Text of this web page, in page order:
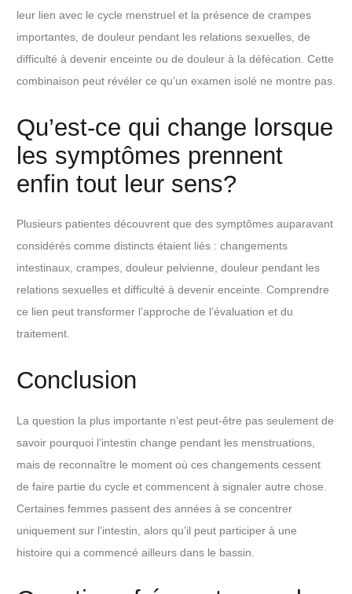
leur lien avec le cycle menstruel et la présence de crampes
importantes, de douleur pendant les relations sexuelles, de
difficulté à devenir enceinte ou de douleur à la défécation. Cette
combinaison peut révéler ce qu’un examen isolé ne montre pas.
Qu’est-ce qui change lorsque
les symptômes prennent
enfin tout leur sens?
Plusieurs patientes découvrent que des symptômes auparavant
considérés comme distincts étaient liés : changements
intestinaux, crampes, douleur pelvienne, douleur pendant les
relations sexuelles et difficulté à devenir enceinte. Comprendre
ce lien peut transformer l’approche de l’évaluation et du
traitement.
Conclusion
La question la plus importante n’est peut-être pas seulement de
savoir pourquoi l’intestin change pendant les menstruations,
mais de reconnaître le moment où ces changements cessent
de faire partie du cycle et commencent à signaler autre chose.
Certaines femmes passent des années à se concentrer
uniquement sur l’intestin, alors qu’il peut participer à une
histoire qui a commencé ailleurs dans le bassin.